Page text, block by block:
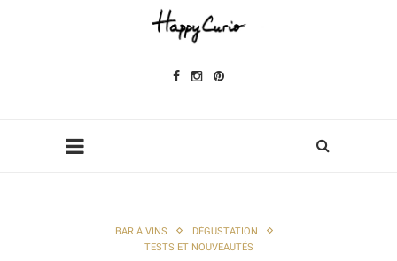
BAR À VINS
DÉGUSTATION
TESTS ET NOUVEAUTÉS